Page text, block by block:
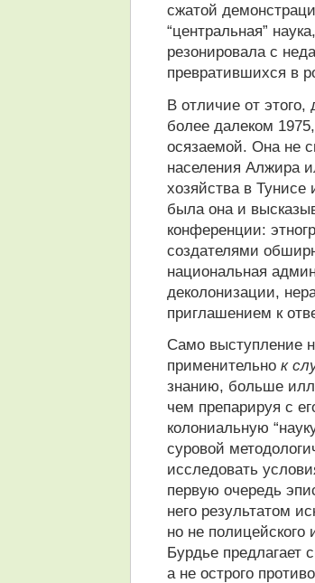
сжатой
“центральная”
резонировала с
превратившихся в
В отличие от
более далеком
осязаемой. Она не
населения Алжира
хозяйства в
была она и
конференции:
создателями
национальная
деколонизации,
приглашением к
Само выступление
применительно к
знанию, больше
чем препарируя с
колониальную
суровой
исследовать
первую очередь
него результатом
но не полицейского
Бурдье предлагает
а не острого